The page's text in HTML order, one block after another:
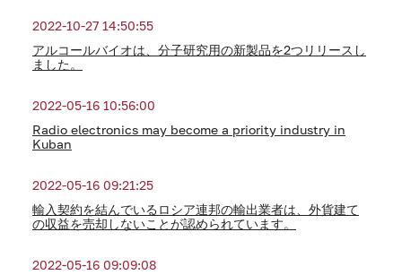
2022-10-27 14:50:55
アルコールバイオは、分子研究用の新製品を2つリリースし
ました。
2022-05-16 10:56:00
Radio electronics may become a priority industry in
Kuban
2022-05-16 09:21:25
輸入契約を結んでいるロシア連邦の輸出業者は、外貨建て
の収益を売却しないことが認められています。
2022-05-16 09:09:08